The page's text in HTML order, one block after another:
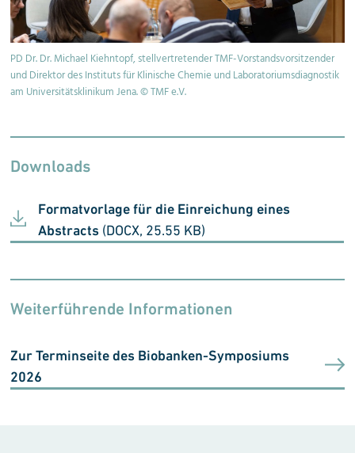
PD Dr. Dr. Michael Kiehntopf, stellvertretender TMF-Vorstandsvorsitzender
und Direktor des Instituts für Klinische Chemie und Laboratoriumsdiagnostik
am Universitätsklinikum Jena. © TMF e.V.
Downloads
Formatvorlage für die Einreichung eines
Abstracts (DOCX, 25.55 KB)
Weiterführende Informationen
Zur Terminseite des Biobanken-Symposiums
2026